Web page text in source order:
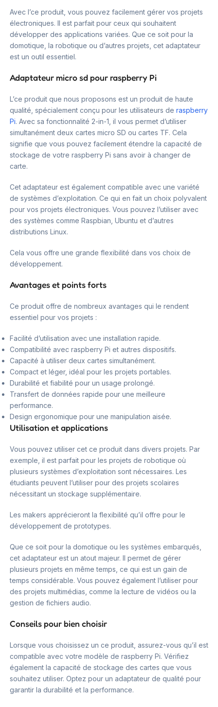
Avec l’ce produit, vous pouvez facilement gérer vos projets
électroniques. Il est parfait pour ceux qui souhaitent
développer des applications variées. Que ce soit pour la
domotique, la robotique ou d’autres projets, cet adaptateur
est un outil essentiel.
Adaptateur micro sd pour raspberry Pi
L’ce produit que nous proposons est un produit de haute
qualité, spécialement conçu pour les utilisateurs de raspberry
Pi. Avec sa fonctionnalité 2-in-1, il vous permet d’utiliser
simultanément deux cartes micro SD ou cartes TF. Cela
signifie que vous pouvez facilement étendre la capacité de
stockage de votre raspberry Pi sans avoir à changer de
carte.
Cet adaptateur est également compatible avec une variété
de systèmes d’exploitation. Ce qui en fait un choix polyvalent
pour vos projets électroniques. Vous pouvez l’utiliser avec
des systèmes comme Raspbian, Ubuntu et d’autres
distributions Linux.
Cela vous offre une grande flexibilité dans vos choix de
développement.
Avantages et points forts
Ce produit offre de nombreux avantages qui le rendent
essentiel pour vos projets :
Facilité d’utilisation avec une installation rapide.
Compatibilité avec raspberry Pi et autres dispositifs.
Capacité à utiliser deux cartes simultanément.
Compact et léger, idéal pour les projets portables.
Durabilité et fiabilité pour un usage prolongé.
Transfert de données rapide pour une meilleure
performance.
Design ergonomique pour une manipulation aisée.
Utilisation et applications
Vous pouvez utiliser cet ce produit dans divers projets. Par
exemple, il est parfait pour les projets de robotique où
plusieurs systèmes d’exploitation sont nécessaires. Les
étudiants peuvent l’utiliser pour des projets scolaires
nécessitant un stockage supplémentaire.
Les makers apprécieront la flexibilité qu’il offre pour le
développement de prototypes.
Que ce soit pour la domotique ou les systèmes embarqués,
cet adaptateur est un atout majeur. Il permet de gérer
plusieurs projets en même temps, ce qui est un gain de
temps considérable. Vous pouvez également l’utiliser pour
des projets multimédias, comme la lecture de vidéos ou la
gestion de fichiers audio.
Conseils pour bien choisir
Lorsque vous choisissez un ce produit, assurez-vous qu’il est
compatible avec votre modèle de raspberry Pi. Vérifiez
également la capacité de stockage des cartes que vous
souhaitez utiliser. Optez pour un adaptateur de qualité pour
garantir la durabilité et la performance.